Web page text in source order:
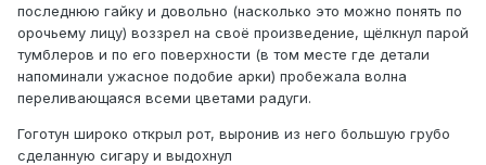
последнюю гайку и довольно (насколько это можно понять по
орочьему лицу) воззрел на своё произведение, щёлкнул парой
тумблеров и по его поверхности (в том месте где детали
напоминали ужасное подобие арки) пробежала волна
переливающаяся всеми цветами радуги.
Гоготун широко открыл рот, выронив из него большую грубо
сделанную сигару и выдохнул